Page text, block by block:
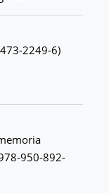
2249-6)
950-892-